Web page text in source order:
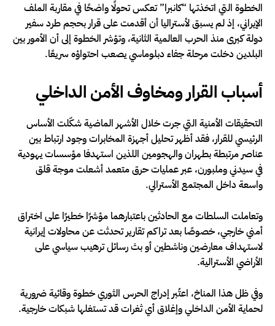
الخطوة التي اتخذتها “كانبرا” تعكس تحولًا واضحًا في مقاربة الملف
الإيراني، إذ لم يسبق لأستراليا أن أقدمت على قرار بحجم طرد سفير
دولة كبرى منذ الحرب العالمية الثانية، وتؤشر الخطوة إلى أن الأمور بين
البلدين دخلت مرحلة جفاء دبلوماسي يصعب احتواؤه سريعًا.
أسباب القرار ومخاوف الأمن الداخلي
التحقيقات الأمنية التي جرت خلال الأشهر الماضية شكّلت الأساس
الرئيسي للقرار، فقد أظهر تحليل أجهزة المخابرات وجود ارتباط بين
عناصر مرتبطة بطهران والهجومين اللذين استهدفا مؤسسات يهودية
في سيدني وملبورن، عبر عمليات حرق متعمد أشعلت موجة قلق
واسعة داخل المجتمع الأسترالي.
وتعاملت السلطات مع الحادثين باعتبارهما مؤشرًا خطيرًا على اختراق
أمني خارجي، خصوصًا بعد تراكم تقارير تحدثت عن محاولات إيرانية
لاستهداف معارضين وناشطين أو بث رسائل ترهيب سياسي على
الأراضي الأسترالية.
وفي ظل هذا المناخ، اعتُبر إدراج الحرس الثوري خطوة وقائية ضرورية
لحماية الأمن الداخلي وإغلاق أي ثغرات قد تستغلها شبكات خارجية.